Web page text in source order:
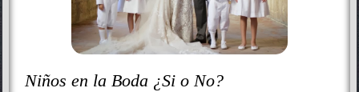
Niños en la Boda ¿Si o No?